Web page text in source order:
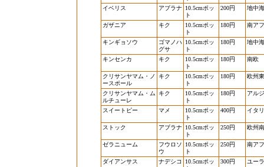
イベリス アブラナ 10.5cmポッ
ト
200円 地中
ガザニア キク
10.5cmポッ
ト
180円 南ア
キンギョソウ
ゴマノハ
グサ
10.5cmポッ
ト
180円 地中
キンセンカ キク
10.5cmポッ
ト
180円 南欧
クリサンヤマム・ノ
ースポール
キク
10.5cmポッ
ト
180円 欧州
クリサンヤマム・ム
ルチューレ
キク
10.5cmポッ
ト
180円 アル
スイートピー マメ
10.5cmポッ
ト
400円 イタ
ストック アブラナ 10.5cmポッ
ト
250円 欧州
ゼラニューム
フウロソ
ウ
10.5cmポッ
ト
250円 南ア
ダイアンサス ナデシコ
10.5cmポッ
300円 ユー